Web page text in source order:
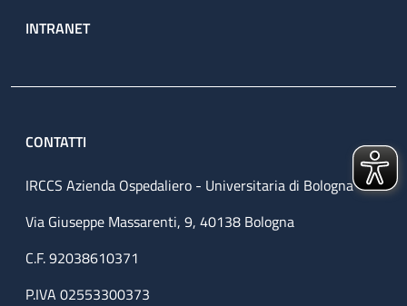
INTRANET
CONTATTI
IRCCS Azienda Ospedaliero - Universitaria di Bologna
Via Giuseppe Massarenti, 9, 40138 Bologna
C.F. 92038610371
P.IVA 02553300373